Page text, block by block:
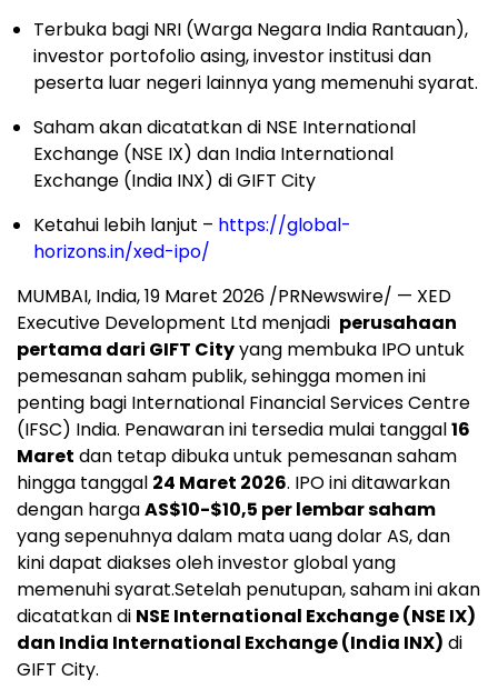
Terbuka bagi NRI (Warga Negara India Rantauan),
investor portofolio asing, investor institusi dan
peserta luar negeri lainnya yang memenuhi syarat.
Saham akan dicatatkan di NSE International
Exchange (NSE IX) dan India International
Exchange (India INX) di GIFT City
Ketahui lebih lanjut – https://global-
horizons.in/xed-ipo/
MUMBAI, India,19 Maret 2026 /PRNewswire/ — XED
Executive Development Ltd menjadi perusahaan
pertama dari GIFT Cityyang membuka IPO untuk
pemesanan saham publik, sehingga momen ini
penting bagi International Financial Services Centre
(IFSC) India. Penawaran ini tersedia mulai tanggal16
Maret dan tetap dibuka untuk pemesanan saham
hingga tanggal 24 Maret 2026. IPO ini ditawarkan
dengan hargaAS$10-$10,5 per lembar saham
yang sepenuhnya dalam mata uang dolar AS, dan
kini dapat diakses oleh investor global yang
memenuhi syarat.Setelah penutupan, saham ini akan
dicatatkan di NSE International Exchange (NSE IX)
dan India International Exchange (India INX) di
GIFT City.